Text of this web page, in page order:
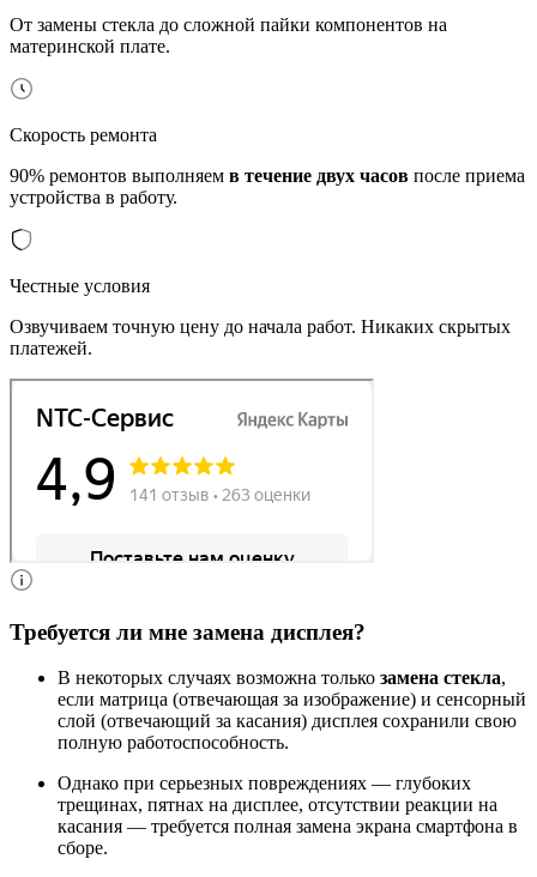
От замены стекла до сложной пайки компонентов на
материнской плате.
Скорость ремонта
90% ремонтов выполняем в течение двух часов после приема
устройства в работу.
Честные условия
Озвучиваем точную цену до начала работ. Никаких скрытых
платежей.
Требуется ли мне замена дисплея?
В некоторых случаях возможна только замена стекла,
если матрица (отвечающая за изображение) и сенсорный
слой (отвечающий за касания) дисплея сохранили свою
полную работоспособность.
Однако при серьезных повреждениях — глубоких
трещинах, пятнах на дисплее, отсутствии реакции на
касания — требуется полная замена экрана смартфона в
сборе.